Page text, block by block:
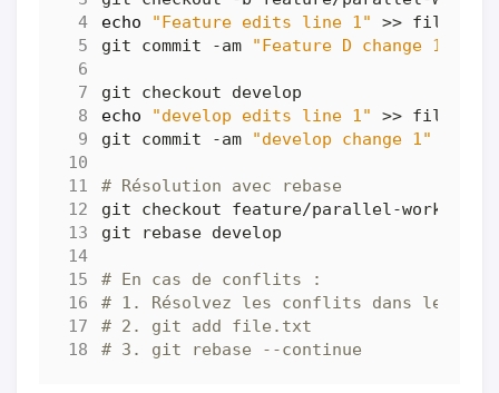
echo
"Feature edits line 1"
git commit -am "Feature D change 1"
echo
"develop edits line 1"
git commit -am "develop change 1"
# Résolution avec rebase
# En cas de conflits :
# 1. Résolvez les conflits dans le
# 2. git add file.txt
# 3. git rebase --continue